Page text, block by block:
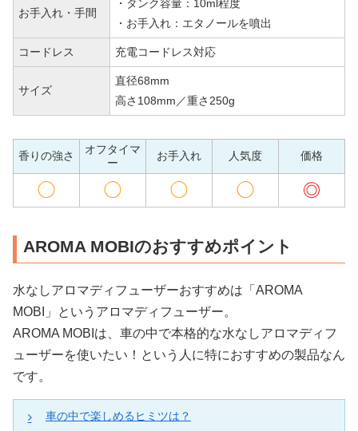
が付いていません。
昔はそれが当たり前でしたが、便利なアロマディ
フューザーが増えたので目立つデメリットですよ
ね(^^;
アロマドロップ式でタイマー機能も欲しいのな
ら、後の紹介する「木目オイルディフューザー」
お手入れ・手間
・タンク容量：10ml程度
・お手入れ：エタノールを噴出
コードレス 充電コードレス対応
サイズ
直径68mm
高さ108mm／重さ250g
香りの強さ
オフタイマ
ー
お手入れ 人気度 価格
◯ ◯ ◯ ◯ ◎
AROMA MOBIのおすすめポイント
水なしアロマディフューザーおすすめは「AROMA
MOBI」というアロマディフューザー。
AROMA MOBIは、車の中で本格的な水なしアロマディフ
ューザーを使いたい！という人に特におすすめの製品なん
です。
車の中で楽しめるヒミツは？